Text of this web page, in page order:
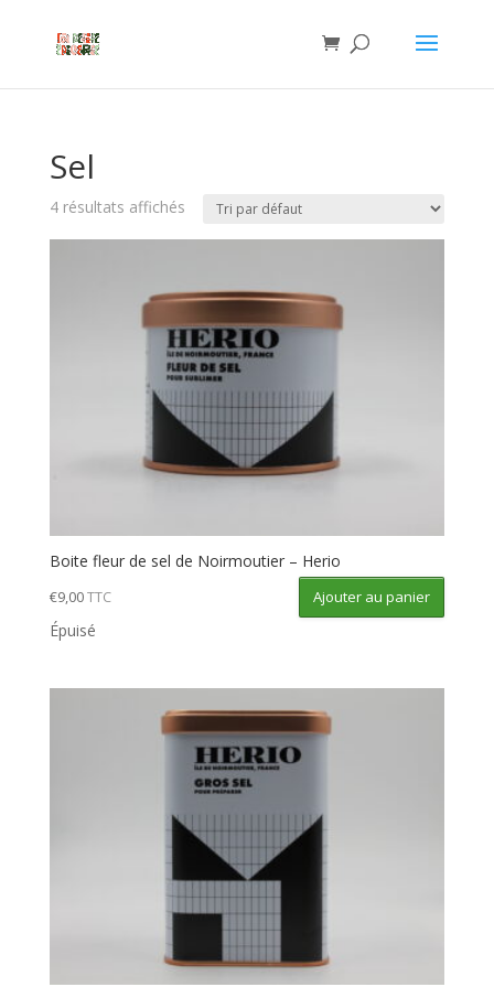
Sel
4 résultats affichés
Boite fleur de sel de Noirmoutier – Herio
€9,00TTC Ajouter au panier
Épuisé